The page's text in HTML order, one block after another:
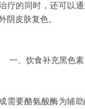
的同时，还可以通
阴皮肤复色。
一、饮食补充黑色素
要酪氨酸酶为辅助